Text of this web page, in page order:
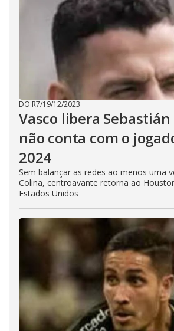
DO R7/19/12/2023
Vasco libera
não conta com o
2024
Sem balançar as redes ao menos uma
Colina, centroavante retorna ao
Estados Unidos